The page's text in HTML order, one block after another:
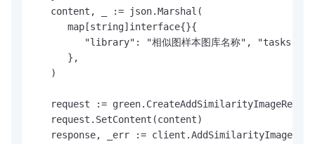
   content, _ := json.Marshal(
      map[string]interface{}{
"library": "相似图样本图库名称", "tasks":
      },
   )
request :=
   request.SetContent(content)
response, _err :=